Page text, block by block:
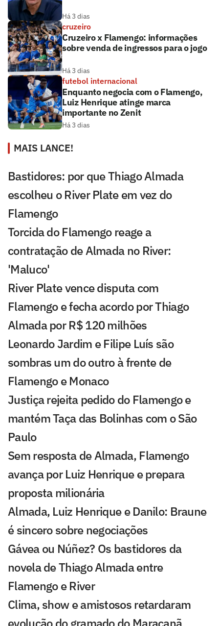
Há 3 dias
cruzeiro
Cruzeiro x Flamengo: informações
sobre venda de ingressos para o jogo
Há 3 dias
futebol internacional
Enquanto negocia com o Flamengo,
Luiz Henrique atinge marca
importante no Zenit
Há 3 dias
MAIS LANCE!
Bastidores: por que Thiago Almada
escolheu o River Plate em vez do
Flamengo
Torcida do Flamengo reage a
contratação de Almada no River:
'Maluco'
River Plate vence disputa com
Flamengo e fecha acordo por Thiago
Almada por R$ 120 milhões
Leonardo Jardim e Filipe Luís são
sombras um do outro à frente de
Flamengo e Monaco
Justiça rejeita pedido do Flamengo e
mantém Taça das Bolinhas com o São
Paulo
Sem resposta de Almada, Flamengo
avança por Luiz Henrique e prepara
proposta milionária
Almada, Luiz Henrique e Danilo: Braune
é sincero sobre negociações
Gávea ou Núñez? Os bastidores da
novela de Thiago Almada entre
Flamengo e River
Clima, show e amistosos retardaram